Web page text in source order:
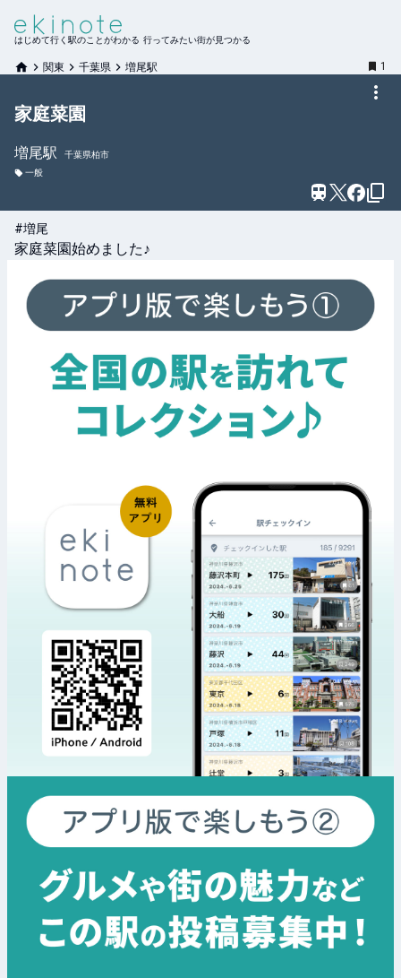
はじめて行く駅のことがわかる 行ってみたい街が見つかる
関東 千葉県 増尾駅 1
家庭菜園
増尾駅
千葉県柏市
一般
#増尾
家庭菜園始めました♪